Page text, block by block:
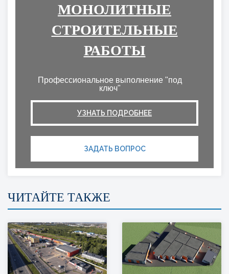
МОНОЛИТНЫЕ
СТРОИТЕЛЬНЫЕ
РАБОТЫ
Профессиональное выполнение "под
ключ"
УЗНАТЬ ПОДРОБНЕЕ
ЗАДАТЬ ВОПРОС
ЧИТАЙТЕ ТАКЖЕ